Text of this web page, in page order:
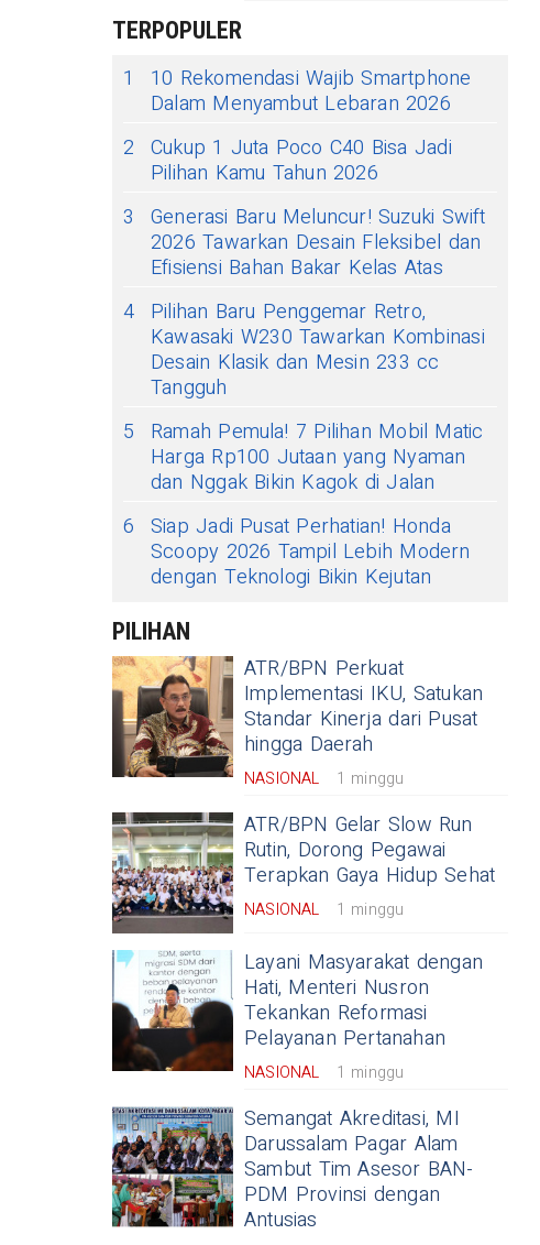
TERPOPULER
1
10 Rekomendasi Wajib Smartphone
Dalam Menyambut Lebaran 2026
2 Cukup 1 Juta Poco C40 Bisa Jadi
Pilihan Kamu Tahun 2026
3
Generasi Baru Meluncur! Suzuki Swift
2026 Tawarkan Desain Fleksibel dan
Efisiensi Bahan Bakar Kelas Atas
4 Pilihan Baru Penggemar Retro,
Kawasaki W230 Tawarkan Kombinasi
Desain Klasik dan Mesin 233 cc
Tangguh
5
Ramah Pemula! 7 Pilihan Mobil Matic
Harga Rp100 Jutaan yang Nyaman
dan Nggak Bikin Kagok di Jalan
6 Siap Jadi Pusat Perhatian! Honda
Scoopy 2026 Tampil Lebih Modern
dengan Teknologi Bikin Kejutan
PILIHAN
ATR/BPN Perkuat
Implementasi IKU, Satukan
Standar Kinerja dari Pusat
hingga Daerah
NASIONAL 1 minggu
ATR/BPN Gelar Slow Run
Rutin, Dorong Pegawai
Terapkan Gaya Hidup Sehat
NASIONAL 1 minggu
Layani Masyarakat dengan
Hati, Menteri Nusron
Tekankan Reformasi
Pelayanan Pertanahan
NASIONAL 1 minggu
Semangat Akreditasi, MI
Darussalam Pagar Alam
Sambut Tim Asesor BAN-
PDM Provinsi dengan
Antusias